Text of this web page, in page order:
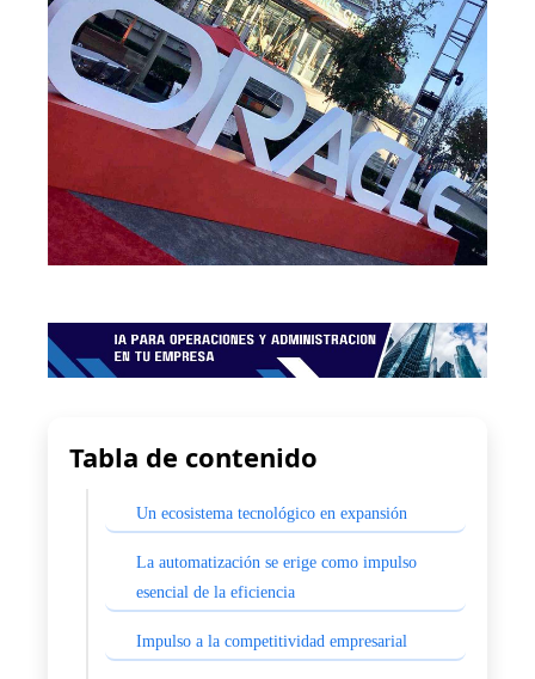
Tabla de contenido
Un ecosistema tecnológico en expansión
La automatización se erige como impulso
esencial de la eficiencia
Impulso a la competitividad empresarial